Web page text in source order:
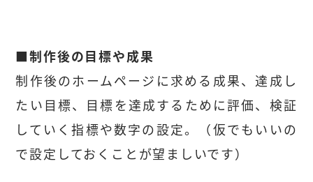
■制作後の目標や成果
制作後のホームページに求める成果、達成し
たい目標、目標を達成するために評価、検証
していく指標や数字の設定。（仮でもいいの
で設定しておくことが望ましいです）